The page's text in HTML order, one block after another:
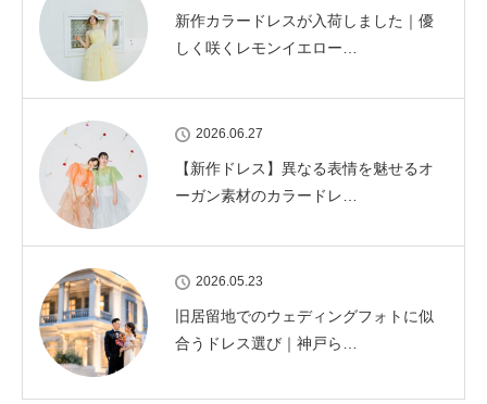
新作カラードレスが入荷しました｜優
しく咲くレモンイエロー…
2026.06.27
【新作ドレス】異なる表情を魅せるオ
ーガン素材のカラードレ…
2026.05.23
旧居留地でのウェディングフォトに似
合うドレス選び｜神戸ら…